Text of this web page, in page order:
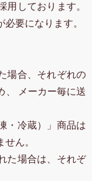
用しております。
要になります。
場合、それぞれの
、 メーカー毎に送
・冷蔵）」商品は
ん。
た場合は、それぞ